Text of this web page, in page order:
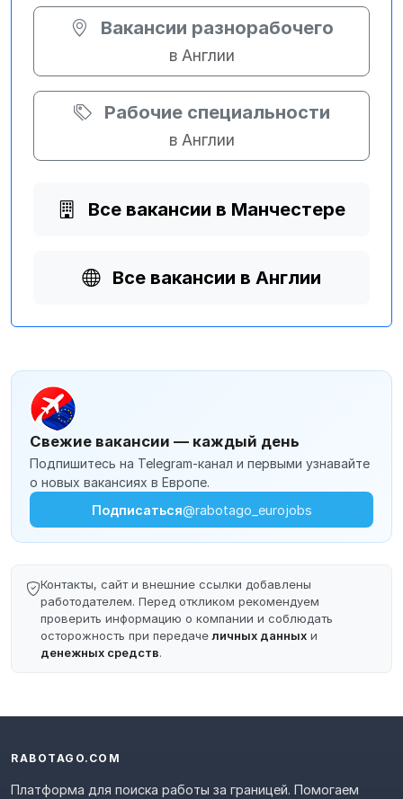
Вакансии разнорабочего
в Англии
Рабочие специальности
в Англии
Все вакансии в Манчестере
Все вакансии в Англии
Свежие вакансии — каждый день
Подпишитесь на Telegram-канал и первыми узнавайте
о новых вакансиях в Европе.
Подписаться@rabotago_eurojobs
Контакты, сайт и внешние ссылки добавлены
работодателем. Перед откликом рекомендуем
проверить информацию о компании и соблюдать
осторожность при передачеличных данных и
денежных средств.
RABOTAGO.COM
Платформа для поиска работы за границей. Помогаем